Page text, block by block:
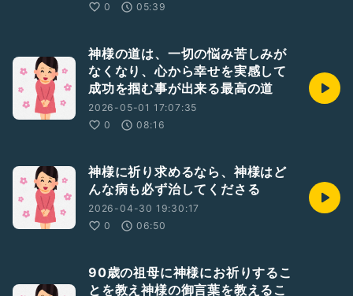
0
05:39
神様の道は、一切の悩み苦しみが
なくなり、心から幸せを実感して
成功を掴む事が出来る最高の道
2026-05-01 17:07:35
0
08:16
神様に祈り求めるなら、神様はど
んな病も必ず治してくださる
2026-04-30 19:30:17
0
06:50
90歳の祖母に神様にお祈りするこ
とを教え神様の御言葉を教えるこ